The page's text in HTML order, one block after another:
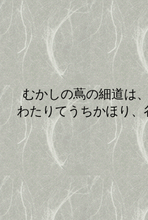
むかしの蔦の細道は
わたりてうちかほり